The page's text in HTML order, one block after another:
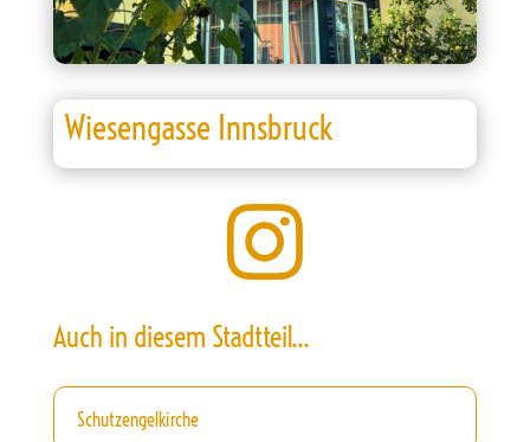
Wiesengasse Innsbruck

Auch in diesem Stadtteil…
Schutzengelkirche